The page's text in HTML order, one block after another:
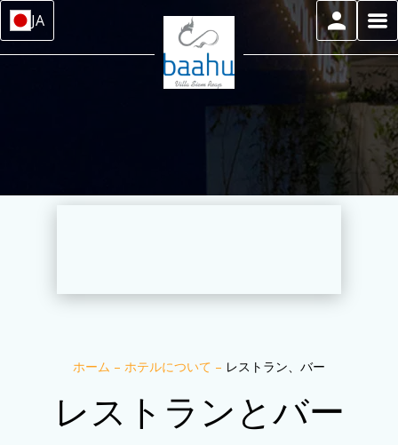
JA
ホーム – ホテルについて – レストラン、バー
レストランとバー